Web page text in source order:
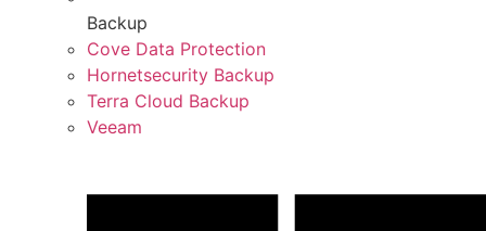
Backup
Cove Data Protection
Hornetsecurity Backup
Terra Cloud Backup
Veeam